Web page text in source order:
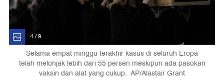
4 / 9
Selama empat minggu terakhir kasus di seluruh Eropa
telah melonjak lebih dari 55 persen meskipun ada pasokan
vaksin dan alat yang cukup. AP/Alastair Grant